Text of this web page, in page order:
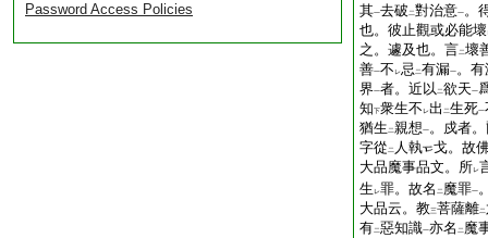
Password Access Policies
其一去破 二對治意一。
也。彼止觀或必能壞
之。遽及也。言二壞
善一不 レ忌 二有漏一。
界一者。近以 二欲天一
知下衆生不 レ出 二生死一
猶生 二親想一。戍者
字從 二 人執
戈。故
大品魔事品文。所レ
生 レ罪。故名 二 魔罪一
大品云。教三菩薩離二
有二惡知識一亦名 二 魔